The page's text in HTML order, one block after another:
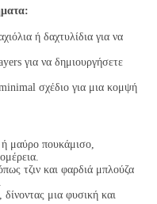
ή δαχτυλίδια για να
για να δημιουργήσετε
σχέδιο για μια κομψή
ή μαύρο πουκάμισο,
τζιν και φαρδιά μπλούζα
μια φυσική και